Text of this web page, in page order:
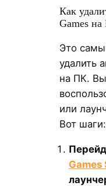
Как
Games
Это
удалить
на ПК.
или
Вот шаги:
Games